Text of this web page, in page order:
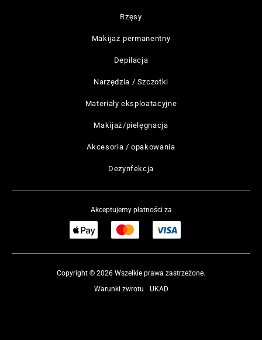
Rzęsy
Makijaż permanentny
Depilacja
Narzędzia / Szczotki
Materiały eksploatacyjne
Makijaż/pielęgnacja
Akcesoria / opakowania
Dezynfekcja
Akceptujemy płatności za
Copyright © 2026 Wszelkie prawa zastrzeżone.
UKAD
Warunki zwrotu